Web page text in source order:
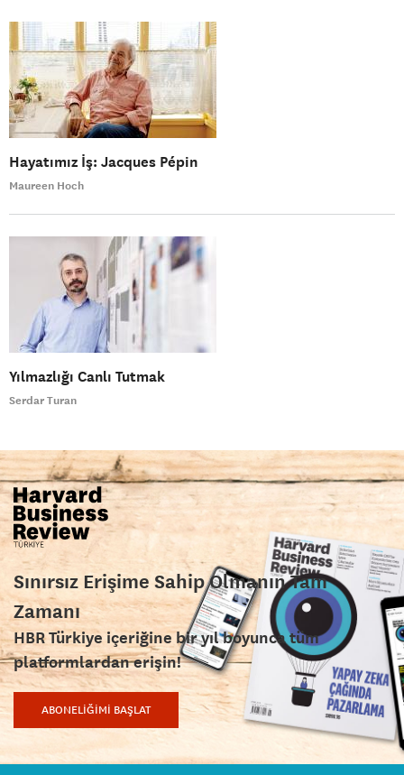
Hayatımız İş: Jacques Pépin
Maureen Hoch
Yılmazlığı Canlı Tutmak
Serdar Turan
Sınırsız Erişime Sahip Olmanın Tam
Zamanı
HBR Türkiye içeriğine bir yıl boyunca tüm
platformlardan erişin!
ABONELİĞİMİ BAŞLAT